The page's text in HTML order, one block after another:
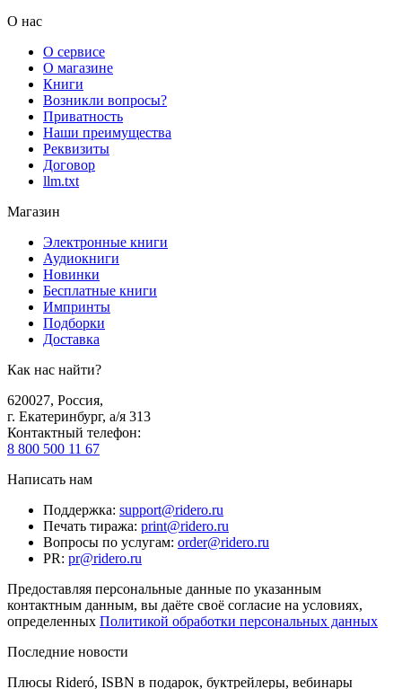
О нас
О сервисе
О магазине
Книги
Возникли вопросы?
Приватность
Наши преимущества
Реквизиты
Договор
llm.txt
Магазин
Электронные книги
Аудиокниги
Новинки
Бесплатные книги
Импринты
Подборки
Доставка
Как нас найти?
620027, Россия,
г. Екатеринбург, а/я 313
Контактный телефон:
8 800 500 11 67
Написать нам
Поддержка: support@ridero.ru
Печать тиража: print@ridero.ru
Вопросы по услугам: order@ridero.ru
PR: pr@ridero.ru
Предоставляя персональные данные по указанным
контактным данным, вы даёте своё согласие на условиях,
определенных Политикой обработки персональных данных
Последние новости
Плюсы Rideró, ISBN в подарок, буктрейлеры, вебинары